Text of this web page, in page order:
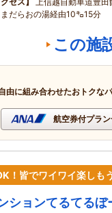
まだらおの湯経由10㌔15分
この施
由に組み合わせたおトクな
航空券付プラ
！皆でワイワイ楽しも
ションてるてるぼ